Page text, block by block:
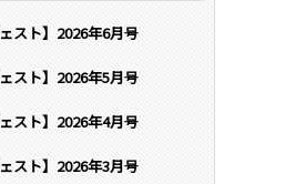
スト】2026年6月号
スト】2026年5月号
スト】2026年4月号
スト】2026年3月号